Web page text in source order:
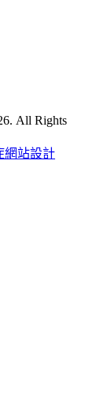
All Rights
網站設計